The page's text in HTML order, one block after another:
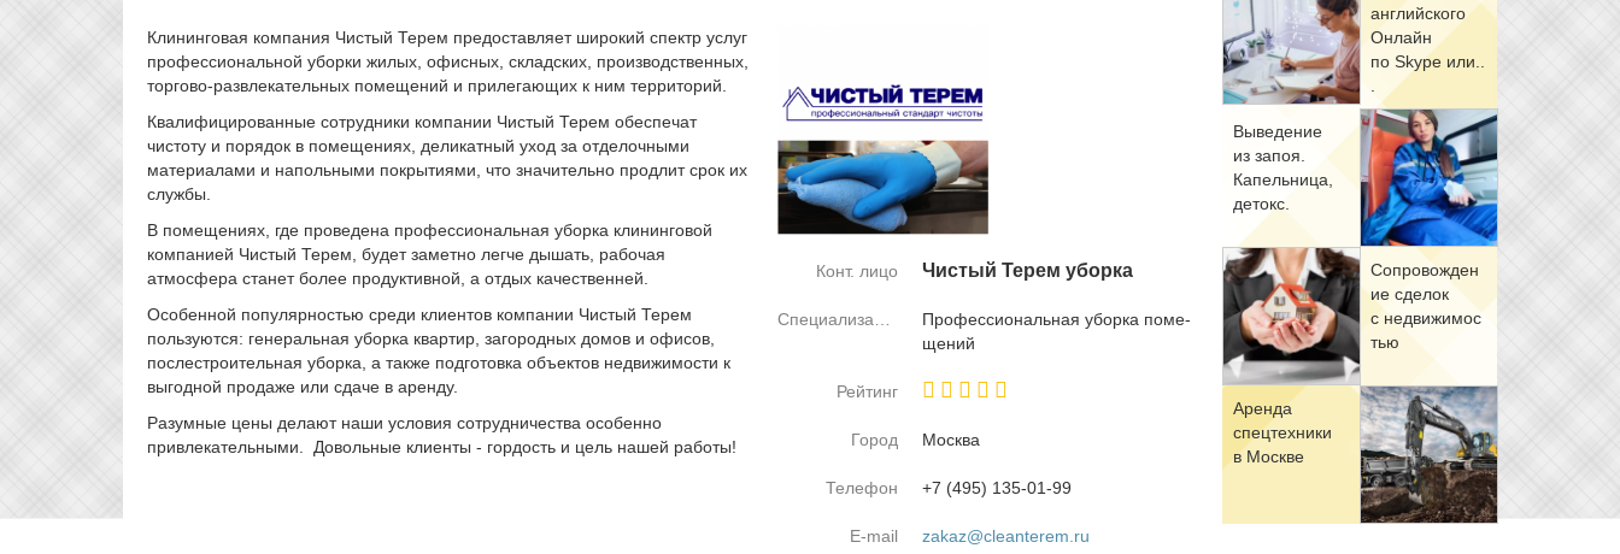
ан­глий­ско­го
Он­лайн
по Skype или..
Вы­ве­де­ние
из за­поя.
Ка­пель­ни­ца,
де­токс.
Со­про­вож­де­н
ие сде­лок
с недви­жи­мо­с
тью
Арен­да
спец­тех­ни­ки
в Москве
Клининговая компания Чистый Терем предоставляет широкий спектр услуг
профессиональной уборки жилых, офисных, складских, производственных,
торгово-развлекательных помещений и прилегающих к ним территорий.
Квалифицированные сотрудники компании Чистый Терем обеспечат
чистоту и порядок в помещениях, деликатный уход за отделочными
материалами и напольными покрытиями, что значительно продлит срок их
службы.
В помещениях, где проведена профессиональная уборка клининговой
компанией Чистый Терем, будет заметно легче дышать, рабочая
атмосфера станет более продуктивной, а отдых качественней.
Особенной популярностью среди клиентов компании Чистый Терем
пользуются: генеральная уборка квартир, загородных домов и офисов,
послестроительная уборка, а также подготовка объектов недвижимости к
выгодной продаже или сдаче в аренду.
Разумные цены делают наши условия сотрудничества особенно
привлекательными. Довольные клиенты - гордость и цель нашей работы!
Конт. лицо Чи­стый Те­рем убор­ка
Специализация
Про­фес­сио­наль­ная убор­ка по­ме­
ще­ний
Рейтинг
Город Москва
Телефон +7 (495) 135-01-99
E-mail zakaz@cleanterem.ru